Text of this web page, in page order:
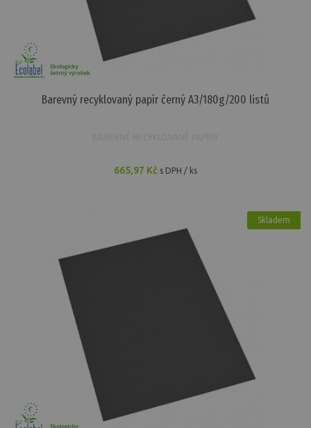
Barevný recyklovaný papír černý A3/180g/200 listů
665,97 Kč s DPH / ks
Skladem